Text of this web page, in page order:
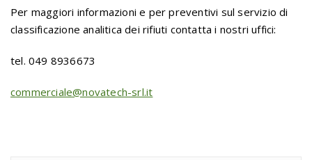
Per maggiori informazioni e per preventivi sul servizio di
classificazione analitica dei rifiuti contatta i nostri uffici:
tel. 049 8936673
commerciale@novatech-srl.it